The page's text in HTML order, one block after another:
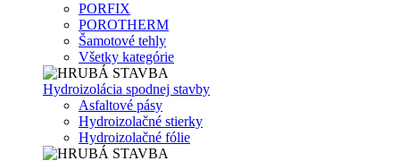
PORFIX
POROTHERM
Šamotové tehly
Všetky kategórie
Hydroizolácia spodnej stavby
Asfaltové pásy
Hydroizolačné stierky
Hydroizolačné fólie